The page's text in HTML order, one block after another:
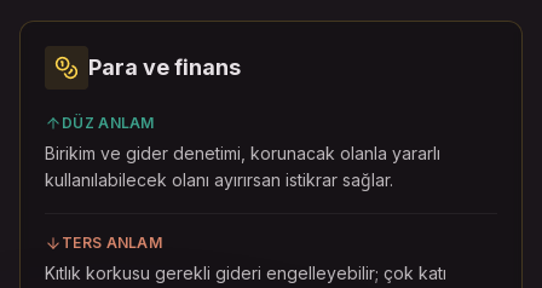
Para ve finans
DÜZ ANLAM
Birikim ve gider denetimi, korunacak olanla yararlı
kullanılabilecek olanı ayırırsan istikrar sağlar.
TERS ANLAM
Kıtlık korkusu gerekli gideri engelleyebilir; çok katı